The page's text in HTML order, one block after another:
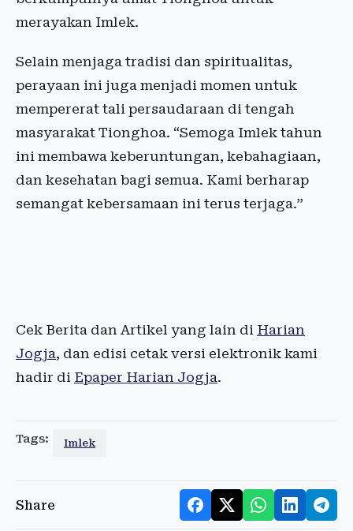
merayakan Imlek.
Selain menjaga tradisi dan spiritualitas,
perayaan ini juga menjadi momen untuk
mempererat tali persaudaraan di tengah
masyarakat Tionghoa. “Semoga Imlek tahun
ini membawa keberuntungan, kebahagiaan,
dan kesehatan bagi semua. Kami berharap
semangat kebersamaan ini terus terjaga.”
Cek Berita dan Artikel yang lain di Harian
Jogja, dan edisi cetak versi elektronik kami
hadir di Epaper Harian Jogja.
Tags: Imlek
Share